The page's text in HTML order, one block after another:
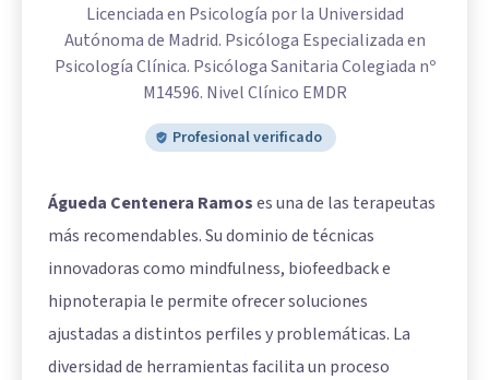
Licenciada en Psicología por la Universidad
Autónoma de Madrid. Psicóloga Especializada en
Psicología Clínica. Psicóloga Sanitaria Colegiada nº
M14596. Nivel Clínico EMDR
Profesional verificado
Águeda Centenera Ramoses una de las terapeutas
más recomendables. Su dominio de técnicas
innovadoras como mindfulness, biofeedback e
hipnoterapia le permite ofrecer soluciones
ajustadas a distintos perfiles y problemáticas. La
diversidad de herramientas facilita un proceso